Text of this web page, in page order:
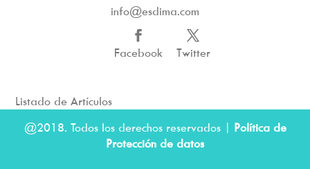
info@esdima.com
Facebook Twitter
Listado de Artículos
@2018. Todos los derechos reservados | Política de
Protección de datos